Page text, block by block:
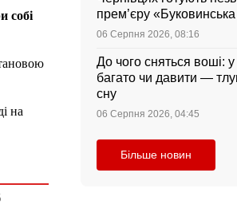
собі
на
прем’єру
06 Серпня 2026, 08:16
До чого сняться воші: у
багато чи давити —
сну
06 Серпня 2026, 04:45
Більше новин